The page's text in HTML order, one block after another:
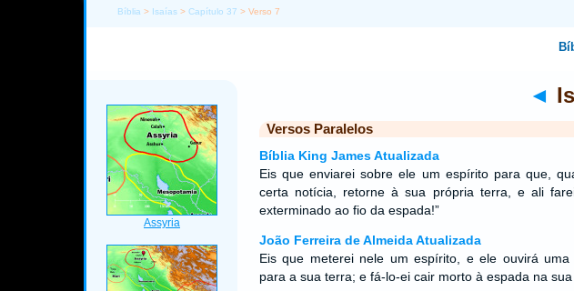
Bíblia > Isaías >Capítulo 37 > Verso 7
◄
Versos Paralelos
Bíblia King James Atualizada
Eis que enviarei sobre ele um espírito para que,
certa notícia, retorne à sua própria terra, e ali
exterminado ao fio da espada!”
João Ferreira de Almeida Atualizada
Eis que meterei nele um espírito, e ele ouvirá
para a sua terra; e fá-lo-ei cair morto à espada na